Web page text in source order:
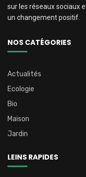
sur les réseaux sociaux
un changement positif.
NOS CATÉGORIES
Actualités
Ecologie
Bio
Maison
Jardin
LEINS RAPIDES